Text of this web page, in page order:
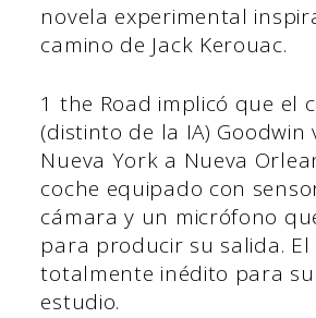
novela experimental
camino de Jack Kerouac.
1 the Road implicó que el
(distinto de la IA) Goodwin
Nueva York a Nueva
coche equipado con
cámara y un micrófono
para producir su salida.
totalmente inédito para
estudio.